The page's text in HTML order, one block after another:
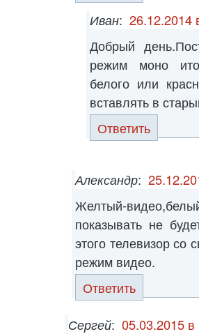
Иван: 26.12.2014
Добрый
режим моно
белого или
вставлять в
Ответить
Александр:
Желтый-
показывать не
этого телевизор со
режим видео.
Ответить
Сергей: 05.03.2015 в